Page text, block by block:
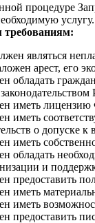
процедуре
являться
арест, его
обладать
иметь лицензию
иметь
о допуске
иметь
обладать
и
предоставить
иметь
иметь
предоставить